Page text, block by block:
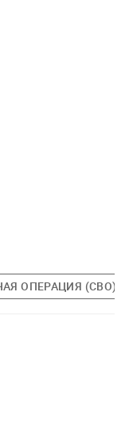
ОПЕРАЦИЯ (СВО)